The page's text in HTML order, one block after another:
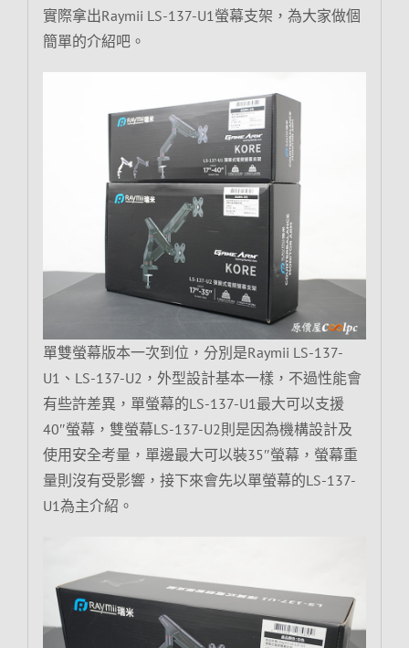
實際拿出Raymii LS-137-U1螢幕支架，為大家做個
簡單的介紹吧。
單雙螢幕版本一次到位，分別是Raymii LS-137-
U1、LS-137-U2，外型設計基本一樣，不過性能會
有些許差異，單螢幕的LS-137-U1最大可以支援
40″螢幕，雙螢幕LS-137-U2則是因為機構設計及
使用安全考量，單邊最大可以裝35″螢幕，螢幕重
量則沒有受影響，接下來會先以單螢幕的LS-137-
U1為主介紹。